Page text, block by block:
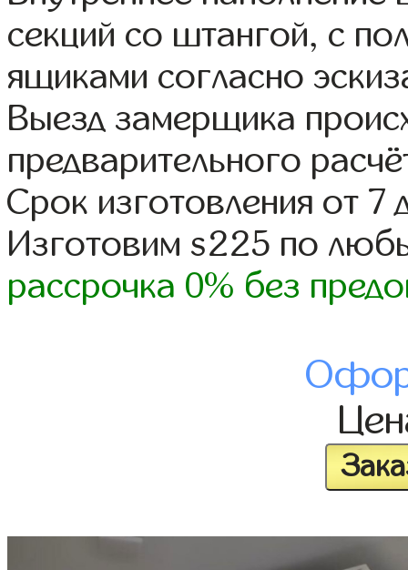
секций со штангой, с
ящиками согласно
Выезд замерщика
предварительного
Срок изготовления от 7
Изготовим s225 по
рассрочка 0% без